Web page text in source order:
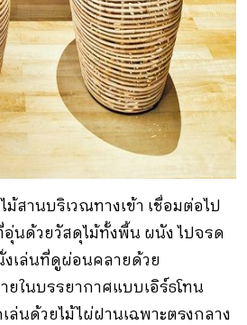
สานบริเวณทางเข้า เชื่อมต่อไป
นด้วยวัสดุไม้ทั้งพื้น ผนัง ไปจรด
เล่นที่ดูผ่อนคลายด้วย
ยในบรรยากาศแบบเอิร์ธโทน
นด้วยไม้ไผ่ฝานเฉพาะตรงกลาง